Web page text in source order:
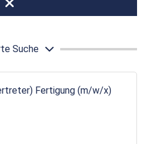
Suche
Fertigung (m/w/x)